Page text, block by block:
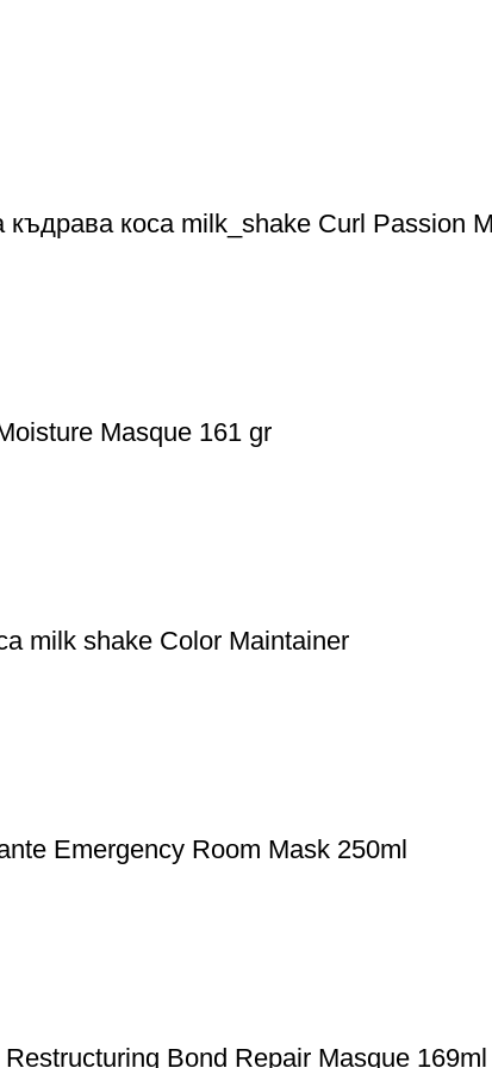
коса milk_shake Curl Passion
Masque 161 gr
milk shake Color Maintainer
Emergency Room Mask 250ml
Bond Repair Masque 169ml